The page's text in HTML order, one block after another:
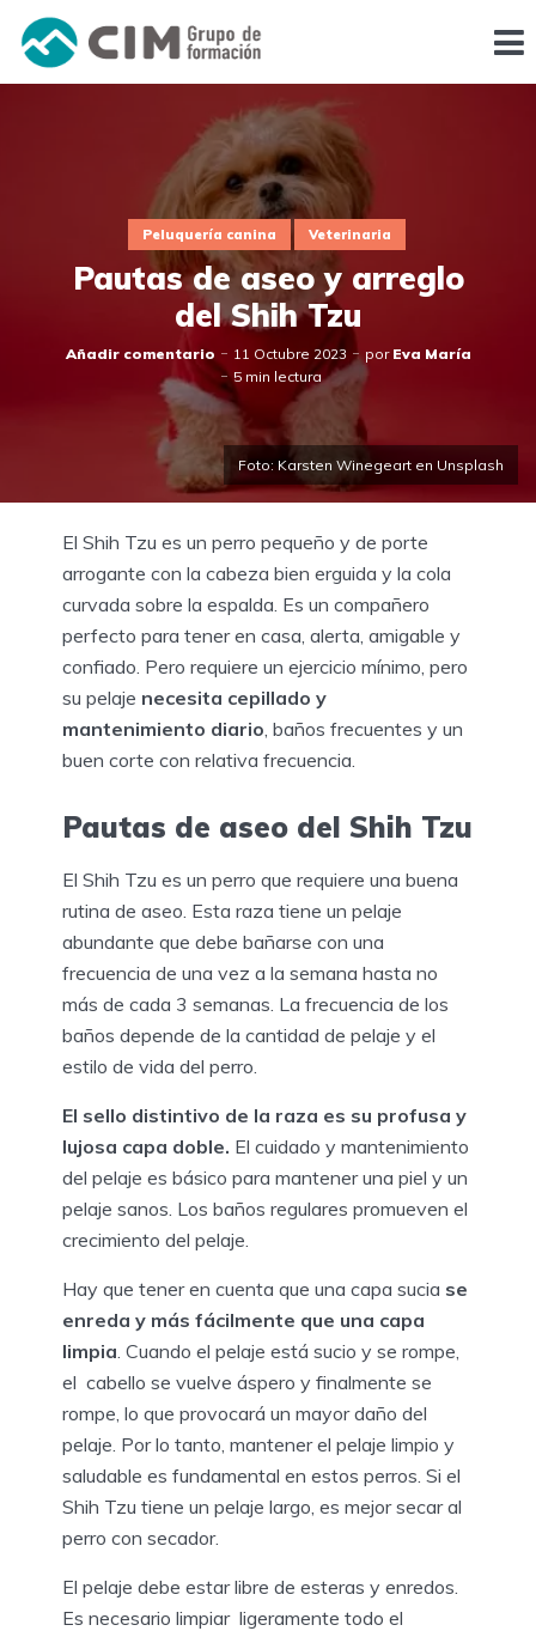
Foto: Karsten Winegeart en Unsplash
Peluquería canina Veterinaria
Pautas de aseo y arreglo
del Shih Tzu
Añadir comentario 11 Octubre 2023 por Eva María
5 min lectura
El Shih Tzu es un perro pequeño y de porte
arrogante con la cabeza bien erguida y la cola
curvada sobre la espalda. Es un compañero
perfecto para tener en casa, alerta, amigable y
confiado. Pero requiere un ejercicio mínimo, pero
su pelaje necesita cepillado y
mantenimiento diario, baños frecuentes y un
buen corte con relativa frecuencia.
Pautas de aseo del Shih Tzu
El Shih Tzu es un perro que requiere una buena
rutina de aseo. Esta raza tiene un pelaje
abundante que debe bañarse con una
frecuencia de una vez a la semana hasta no
más de cada 3 semanas. La frecuencia de los
baños depende de la cantidad de pelaje y el
estilo de vida del perro.
El sello distintivo de la raza es su profusa y
lujosa capa doble. El cuidado y mantenimiento
del pelaje es básico para mantener una piel y un
pelaje sanos. Los baños regulares promueven el
crecimiento del pelaje.
Hay que tener en cuenta que una capa sucia se
enreda y más fácilmente que una capa
limpia . Cuando el pelaje está sucio y se rompe,
el cabello se vuelve áspero y finalmente se
rompe, lo que provocará un mayor daño del
pelaje. Por lo tanto, mantener el pelaje limpio y
saludable es fundamental en estos perros. Si el
Shih Tzu tiene un pelaje largo, es mejor secar al
perro con secador.
El pelaje debe estar libre de esteras y enredos.
Es necesario limpiar ligeramente todo el